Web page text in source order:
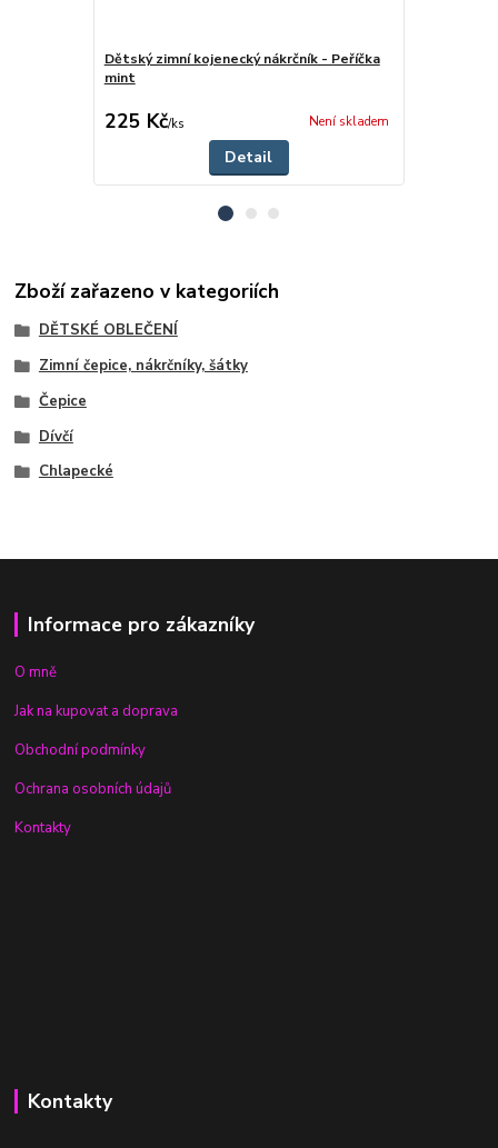
Dětský zimní kojenecký nákrčník - Peříčka
mint
225 Kč/ks Není skladem
Detail
Zboží zařazeno v kategoriích
DĚTSKÉ OBLEČENÍ
Zimní čepice, nákrčníky, šátky
Čepice
Dívčí
Chlapecké
Informace pro zákazníky
O mně
Jak na kupovat a doprava
Obchodní podmínky
Ochrana osobních údajů
Kontakty
Kontakty